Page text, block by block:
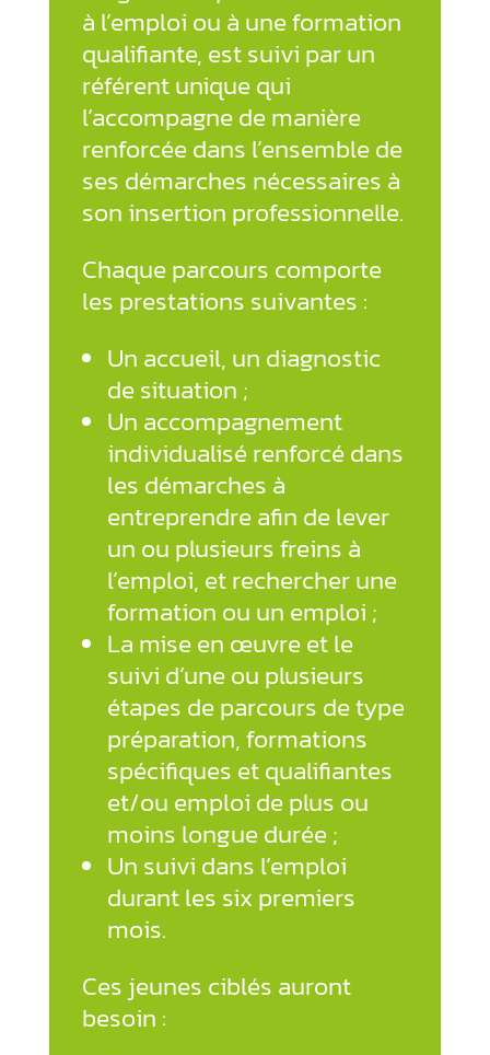
à l’emploi ou à une formation
qualifiante, est suivi par un
référent unique qui
l’accompagne de manière
renforcée dans l’ensemble de
ses démarches nécessaires à
son insertion professionnelle.
Chaque parcours comporte
les prestations suivantes :
Un accueil, un diagnostic
de situation ;
Un accompagnement
individualisé renforcé dans
les démarches à
entreprendre afin de lever
un ou plusieurs freins à
l’emploi, et rechercher une
formation ou un emploi ;
La mise en œuvre et le
suivi d’une ou plusieurs
étapes de parcours de type
préparation, formations
spécifiques et qualifiantes
et/ou emploi de plus ou
moins longue durée ;
Un suivi dans l’emploi
durant les six premiers
mois.
Ces jeunes ciblés auront
besoin :